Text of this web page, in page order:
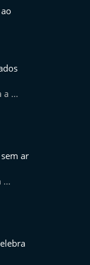
a ...
ar
...